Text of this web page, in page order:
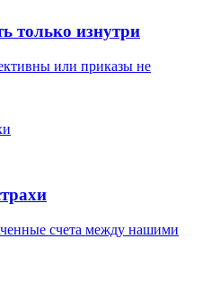
только изнутри
или приказы не
счета между нашими